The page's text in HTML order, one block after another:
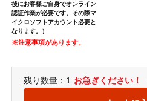
後にお客様ご自身でオンライン
認証作業が必要です。その際マ
イクロソフトアカウント必要と
なります。）
※注意事項があります。
残り数量：1 お急ぎください！